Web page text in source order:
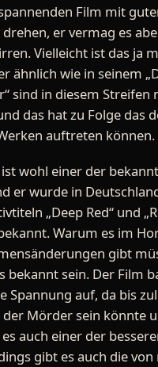
Film mit
er vermag es
Vielleicht ist das ja
ähnlich wie in seinem
sind in diesem Streifen
das hat zu Folge das
auftreten können.
ist wohl einer der
er wurde in
„Deep Red“ und
Warum es im
gibt
bekannt sein. Der Film
Spannung auf, da bis
Mörder sein könnte
auch einer der
gibt es auch die